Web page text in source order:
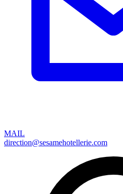
MAIL
direction@sesamehotellerie.com